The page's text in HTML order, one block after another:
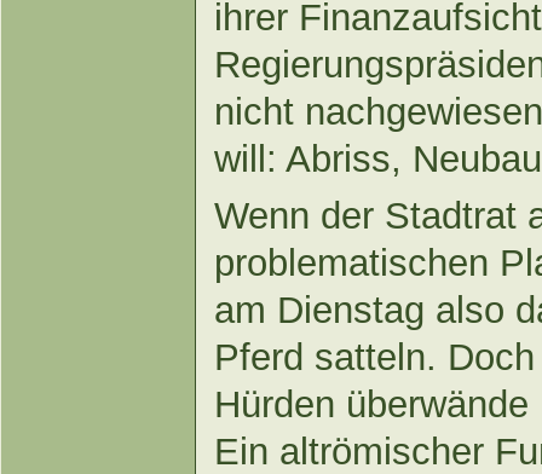
ihrer
nicht
will: Abriss,
Wenn der Stadtrat
problematischen
am Dienstag also
Pferd satteln.
Hürden
Ein altrömischer